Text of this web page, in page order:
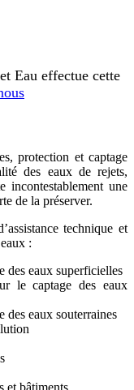
Eau effectue cette
protection et captage
des eaux de rejets,
incontestablement une
de la préserver.
technique et
:
des eaux superficielles
le captage des eaux
des eaux souterraines
et bâtiments